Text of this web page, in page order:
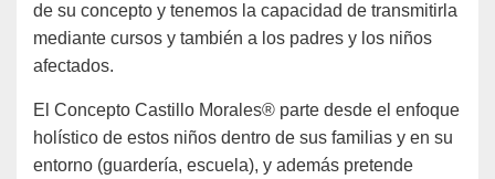
de su concepto y tenemos la capacidad de transmitirla
mediante cursos y también a los padres y los niños
afectados.
El Concepto Castillo Morales® parte desde el enfoque
holístico de estos niños dentro de sus familias y en su
entorno (guardería, escuela), y además pretende